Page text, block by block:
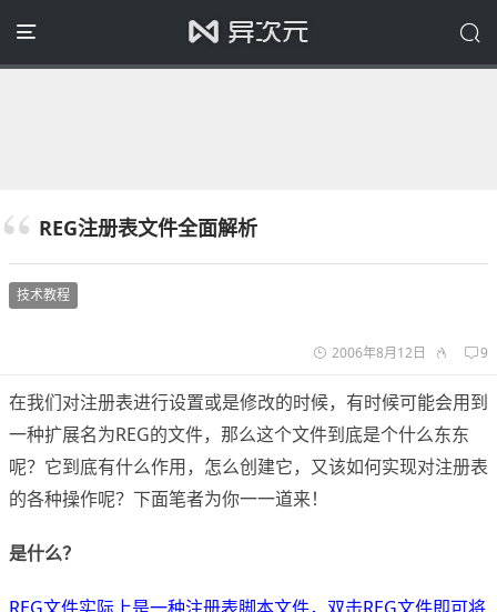
REG注册表文件全面解析
技术教程
2006年8月12日 9
在我们对注册表进行设置或是修改的时候，有时候可能会用到
一种扩展名为REG的文件，那么这个文件到底是个什么东东
呢？它到底有什么作用，怎么创建它，又该如何实现对注册表
的各种操作呢？下面笔者为你一一道来！
是什么？